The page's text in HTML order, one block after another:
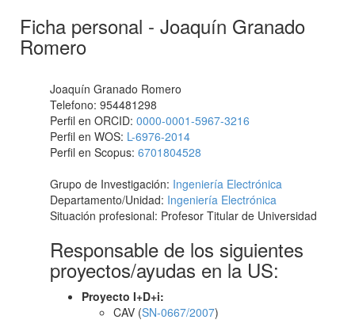
Ficha personal - Joaquín Granado
Romero
Joaquín Granado Romero
Telefono: 954481298
Perfil en ORCID: 0000-0001-5967-3216
Perfil en WOS: L-6976-2014
Perfil en Scopus: 6701804528
Grupo de Investigación: Ingeniería Electrónica
Departamento/Unidad: Ingeniería Electrónica
Situación profesional: Profesor Titular de Universidad
Responsable de los siguientes
proyectos/ayudas en la US:
Proyecto I+D+i:
CAV (SN-0667/2007)